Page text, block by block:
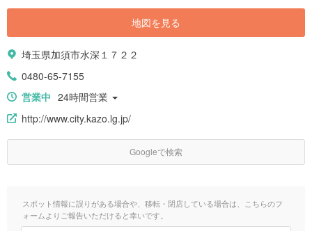
地図を見る
埼玉県加須市水深１７２２
0480-65-7155
営業中 24時間営業
http://www.city.kazo.lg.jp/
Googleで検索
スポット情報に誤りがある場合や、移転・閉店している場合は、こちらのフ
ォームよりご報告いただけると幸いです。